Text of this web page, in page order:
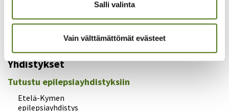
Salli valinta
Vain välttämättömät evästeet
Lue koko juttu
Yhdistykset
Tutustu epilepsiayhdistyksiin
Etelä-Kymen
epilepsiayhdistys